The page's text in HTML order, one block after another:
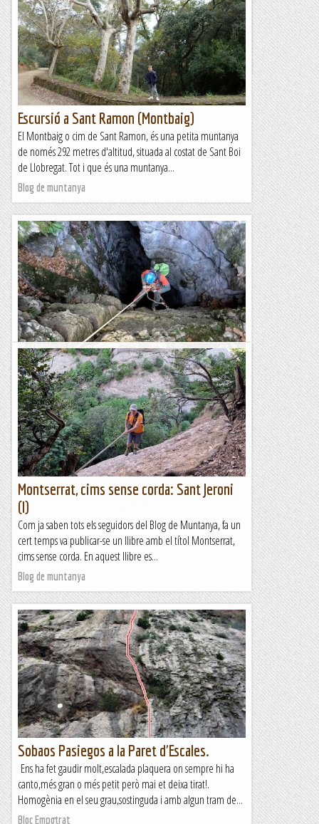
Hem fet una excursió per la zona de Sant Llorenç de Munt.
Avui hem sortit del Marquet de les Roques per fer un
itinerari circular que té el principal centre...
Blog de muntanya
Escursió a Sant Ramon (Montbaig)
El Montbaig o cim de Sant Ramon, és una petita muntanya
de només 292 metres d'altitud, situada al costat de Sant Boi
de Llobregat. Tot i que és una muntanya...
Blog de muntanya
Forat de Sant Ou
El Forat de Sant Ou (o Sant Hou) és una cavitat de poca
complexitat, només dos pous enllaçats, situada a prop del
Santuari de Montgrony. Té una profunditat...
Blog de muntanya
Montserrat, cims sense corda: Sant Jeroni
(I)
Com ja saben tots els seguidors del Blog de Muntanya, fa un
cert temps va publicar-se un llibre amb el títol Montserrat,
cims sense corda. En aquest llibre es...
Blog de muntanya
Sobaos Pasiegos a la Paret d'Escales.
Ens ha fet gaudir molt,escalada plaquera on sempre hi ha
canto,més gran o més petit però mai et deixa tirat!.
Homogènia en el seu grau,sostinguda i amb algun tram de...
Bloc Empotrat